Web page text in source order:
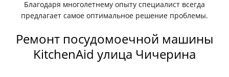
Благодаря многолетнему опыту специалист всегда
предлагает самое оптимальное решение проблемы.
Ремонт посудомоечной машины
KitchenAid улица Чичерина